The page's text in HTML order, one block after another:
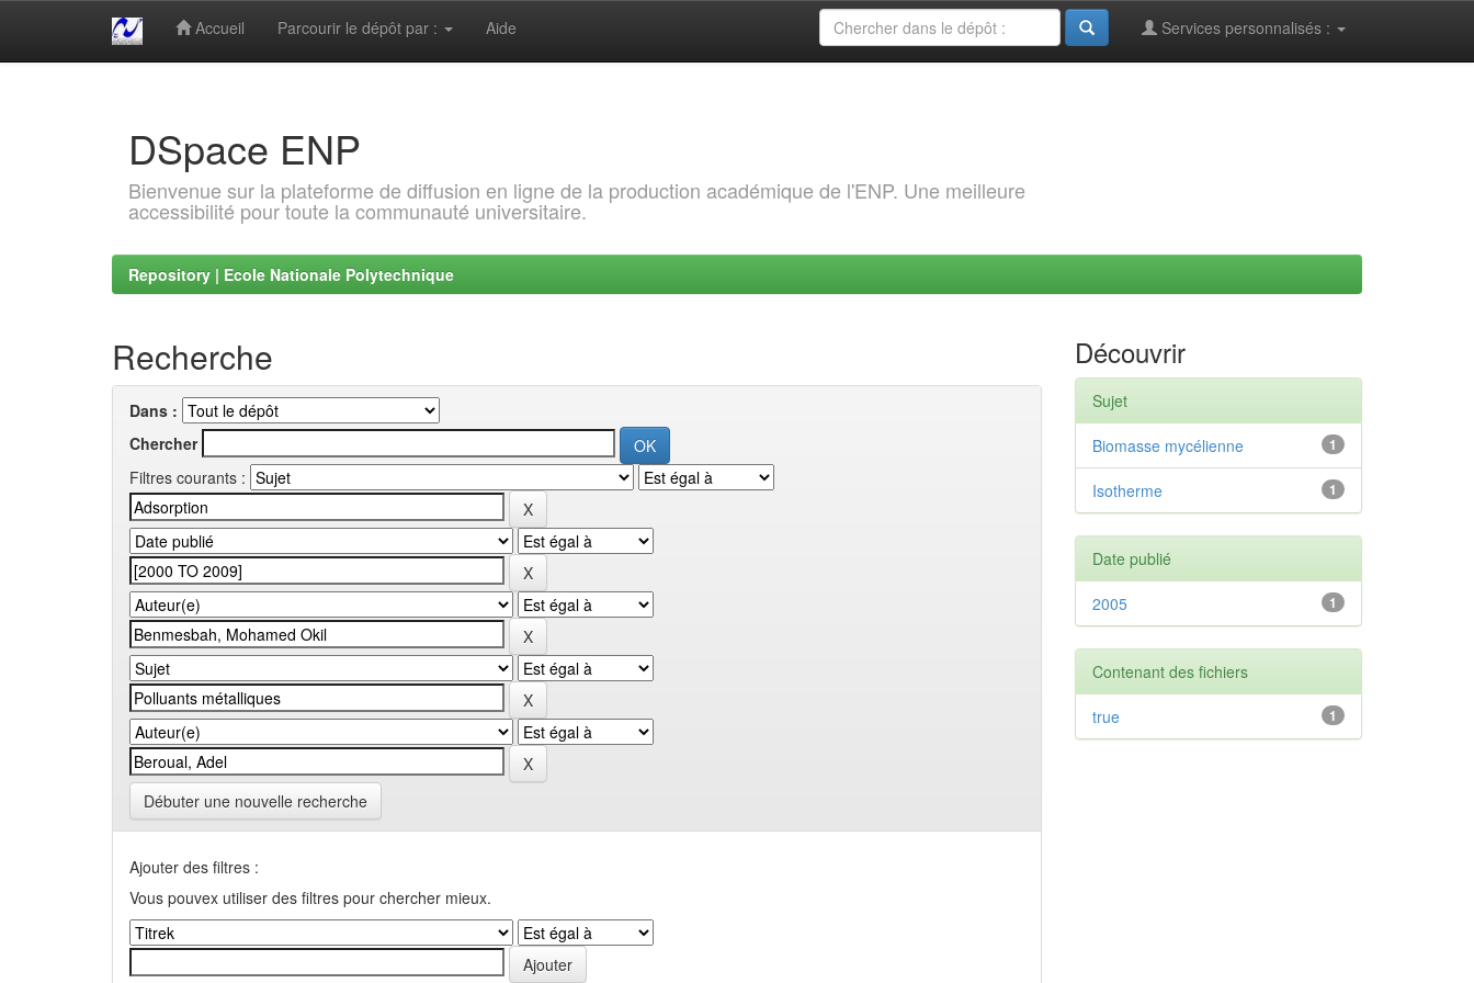
Accueil Parcourir le dépôt par : Aide Services personnalisés :
DSpace ENP
Bienvenue sur la plateforme de diffusion en ligne de la production académique de l'ENP. Une meilleure
accessibilité pour toute la communauté universitaire.
Repository | Ecole Nationale Polytechnique
Recherche
Dans :
Chercher
Filtres courants :
Débuter une nouvelle recherche
Ajouter des filtres :
Vous pouvex utiliser des filtres pour chercher mieux.
Découvrir
Sujet
1
Biomasse mycélienne
1
Isotherme
Date publié
1
2005
Contenant des fichiers
1
true